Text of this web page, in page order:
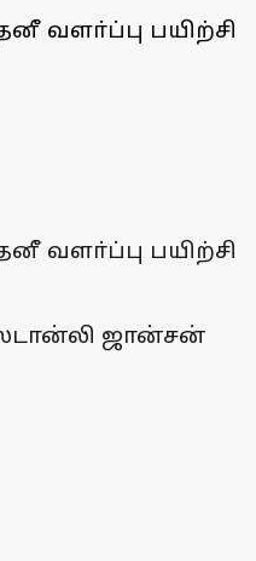
வளா்ப்பு பயிற்சி
வளா்ப்பு பயிற்சி
ஸ்டான்லி ஜான்சன்